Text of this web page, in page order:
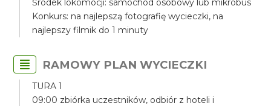
Środek lokomocji: samochód osobowy lub mikrobus
Konkurs: na najlepszą fotografię wycieczki, na
najlepszy filmik do 1 minuty
RAMOWY PLAN WYCIECZKI
TURA 1
09:00 zbiórka uczestników, odbiór z hoteli i